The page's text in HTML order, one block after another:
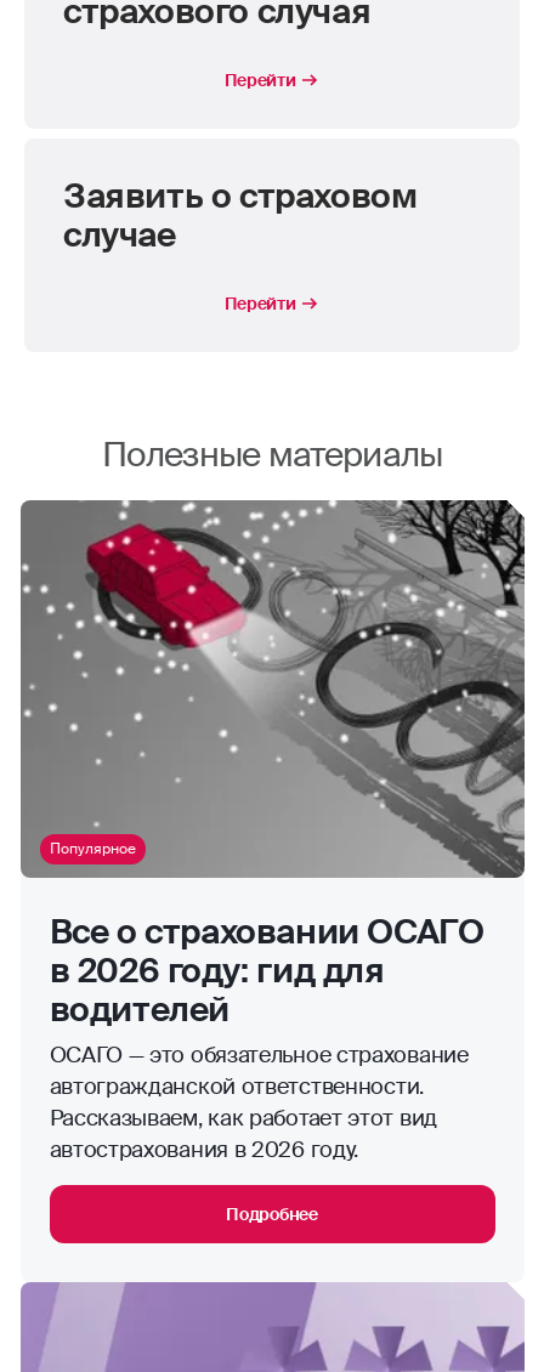
страхового случая
Перейти
Заявить о страховом
случае
Перейти
Полезные материалы
Популярное
Все о страховании ОСАГО
в 2026 году: гид для
водителей
ОСАГО — это обязательное страхование
автогражданской ответственности.
Рассказываем, как работает этот вид
автострахования в 2026 году.
Подробнее